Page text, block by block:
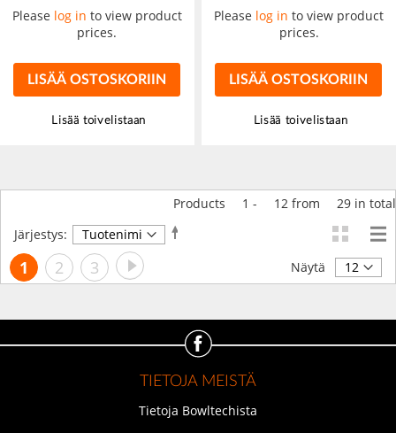
Please log in to view product
prices.
LISÄÄ OSTOSKORIIN
Lisää toivelistaan
Please log in to view product
prices.
LISÄÄ OSTOSKORIIN
Lisää toivelistaan
Products 1 - 12 from 29 in total
Järjestys:
Aseta
Sivu
Luet
hetkellä
sivua
1 Sivu
2 Sivu
3 Sivu
Seuraava Näytä
TIETOJA MEISTÄ
Tietoja Bowltechista